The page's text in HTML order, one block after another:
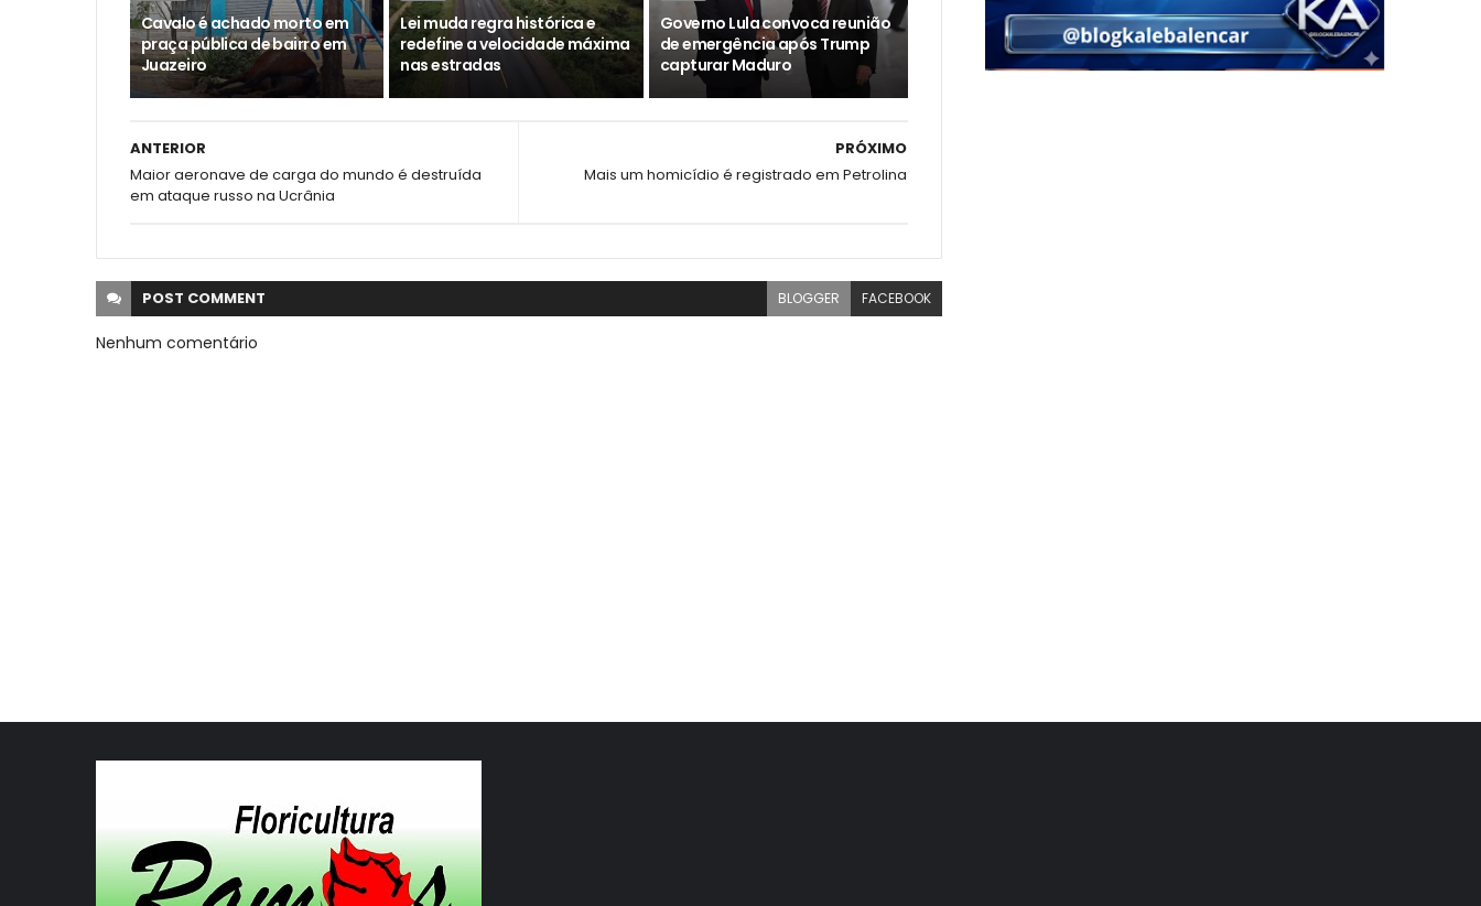
Cavalo é achado morto em
praça pública de bairro em
Juazeiro
Lei muda regra histórica e
redefine a velocidade máxima
nas estradas
Governo Lula convoca reunião
de emergência após Trump
capturar Maduro
PRÓXIMO
Mais um homicídio é registrado em Petrolina
ANTERIOR
Maior aeronave de carga do mundo é destruída
em ataque russo na Ucrânia
POST COMMENT BLOGGER FACEBOOK
Nenhum comentário